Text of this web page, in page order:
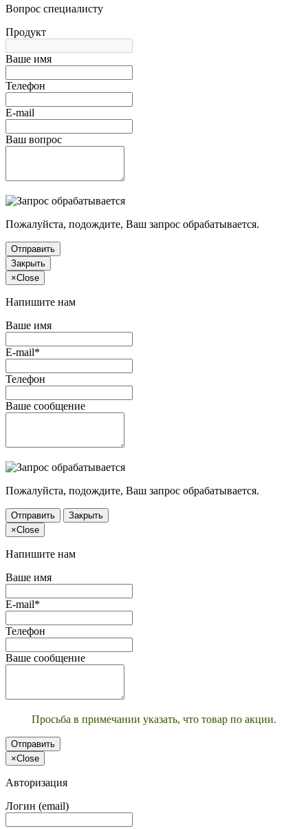
Вопрос специалисту
Продукт
Ваше имя
Телефон
E-mail
Ваш вопрос
Пожалуйста, подождите, Ваш запрос обрабатывается.
Отправить
Закрыть
×Close
Напишите нам
Ваше имя
E-mail*
Телефон
Ваше сообщение
Пожалуйста, подождите, Ваш запрос обрабатывается.
Отправить
Закрыть
×Close
Напишите нам
Ваше имя
E-mail*
Телефон
Ваше сообщение
Просьба в примечании указать, что товар по акции.
Отправить
×Close
Авторизация
Логин (email)